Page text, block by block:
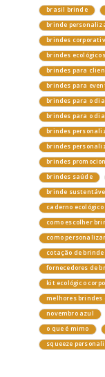
brasil brinde
brinde
brindes
brindes
brindes para
brindes para
brindes para o
brindes para o
brindes
brindes
brindes
brindes saúde
brinde
caderno
como escolher
como
cotação de
fornecedores de
kit ecológico
melhores brindes
novembro azul
o que é mimo
squeeze